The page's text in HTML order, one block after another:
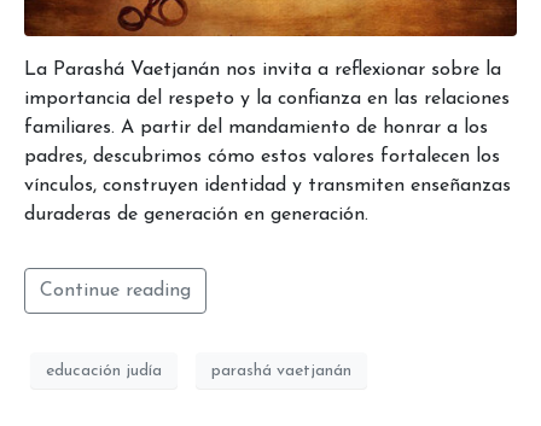
La Parashá Vaetjanán nos invita a reflexionar sobre la
importancia del respeto y la confianza en las relaciones
familiares. A partir del mandamiento de honrar a los
padres, descubrimos cómo estos valores fortalecen los
vínculos, construyen identidad y transmiten enseñanzas
duraderas de generación en generación.
Continue reading
educación judía parashá vaetjanán